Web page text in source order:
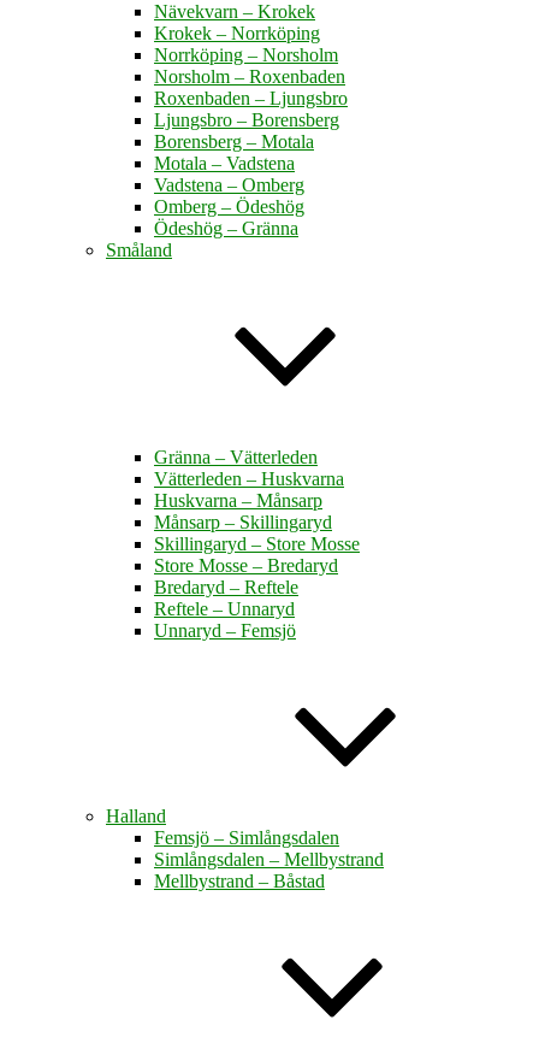
Nävekvarn – Krokek
Krokek – Norrköping
Norrköping – Norsholm
Norsholm – Roxenbaden
Roxenbaden – Ljungsbro
Ljungsbro – Borensberg
Borensberg – Motala
Motala – Vadstena
Vadstena – Omberg
Omberg – Ödeshög
Ödeshög – Gränna
Småland
Gränna – Vätterleden
Vätterleden – Huskvarna
Huskvarna – Månsarp
Månsarp – Skillingaryd
Skillingaryd – Store Mosse
Store Mosse – Bredaryd
Bredaryd – Reftele
Reftele – Unnaryd
Unnaryd – Femsjö
Halland
Femsjö – Simlångsdalen
Simlångsdalen – Mellbystrand
Mellbystrand – Båstad